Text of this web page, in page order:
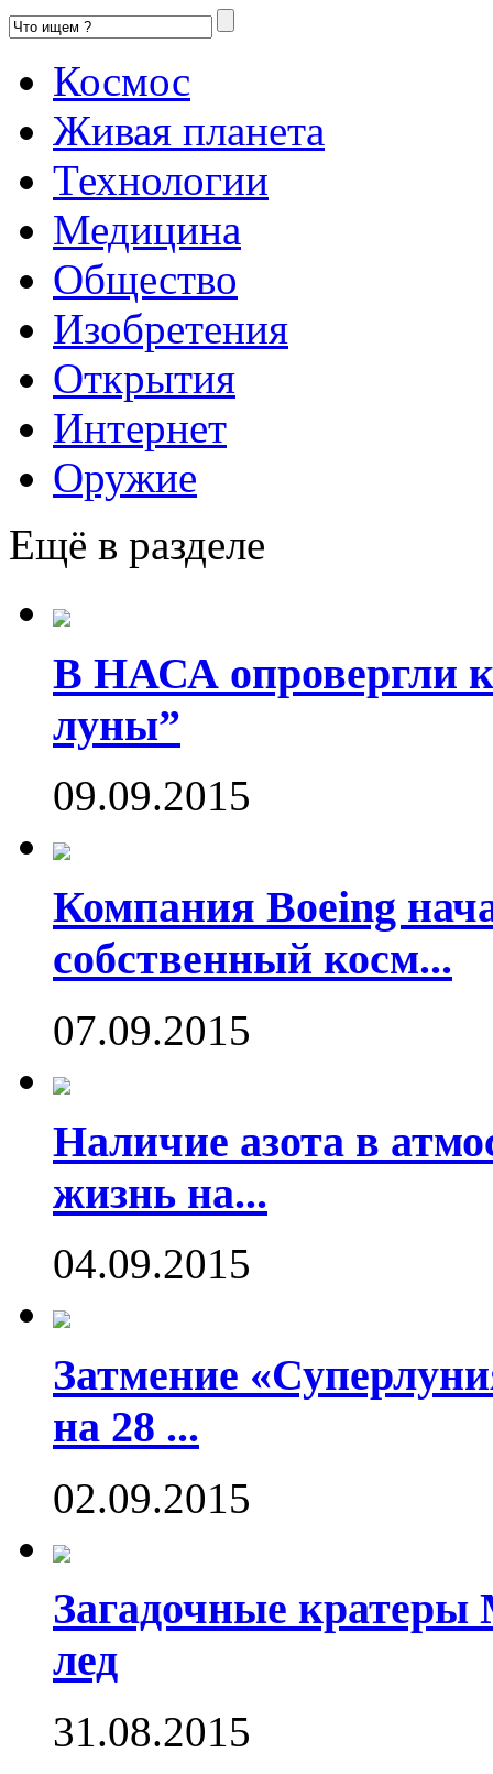
Космос
Живая планета
Технологии
Медицина
Общество
Изобретения
Открытия
Интернет
Оружие
Ещё в разделе
В НАСА опровергли
луны”
09.09.2015
Компания Boeing
собственный косм...
07.09.2015
Наличие азота в
жизнь на...
04.09.2015
Затмение
на 28 ...
02.09.2015
Загадочные
лед
31.08.2015